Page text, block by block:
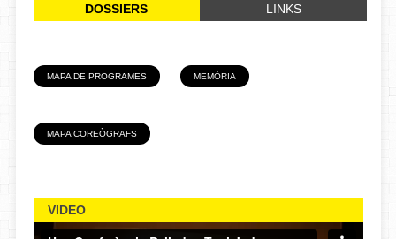
DOSSIERS LINKS
MAPA DE PROGRAMES MEMÒRIA
MAPA COREÒGRAFS
VIDEO